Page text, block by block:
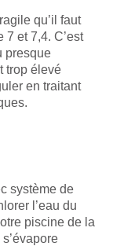
qu’il faut
7 et 7,4. C’est
presque
trop élevé
en traitant
système de
l’eau du
piscine de la